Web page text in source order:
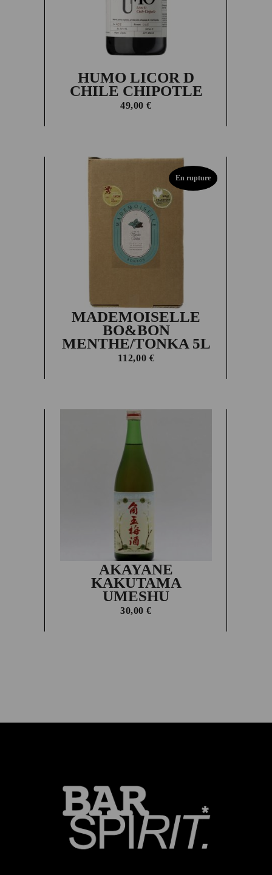
HUMO LICOR D
CHILE CHIPOTLE
49,00€
En rupture
MADEMOISELLE
BO&BON
MENTHE/TONKA 5L
112,00 €
AKAYANE
KAKUTAMA
UMESHU
30,00€